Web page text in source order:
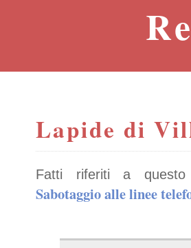
Lapide di
Fatti riferiti a questo
Sabotaggio alle linee